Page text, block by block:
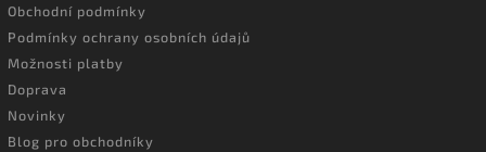
Obchodní podmínky
Podmínky ochrany osobních údajů
Možnosti platby
Doprava
Novinky
Blog pro obchodníky